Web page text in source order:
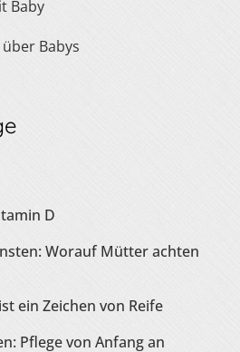
Baby
Babys
D
Worauf Mütter achten
ein Zeichen von Reife
Pflege von Anfang an